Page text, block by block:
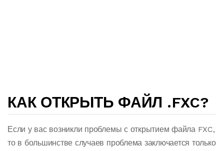
КАК ОТКРЫТЬ ФАЙЛ .FXC?
Если у вас возникли проблемы с открытием файла FXC,
то в большинстве случаев проблема заключается только